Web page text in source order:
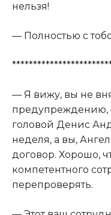
нельзя!
— Полностью с
— Я вижу, вы не
предупреждению,
головой Денис
неделя, а вы,
договор. Хорошо,
компетентного
перепроверять.